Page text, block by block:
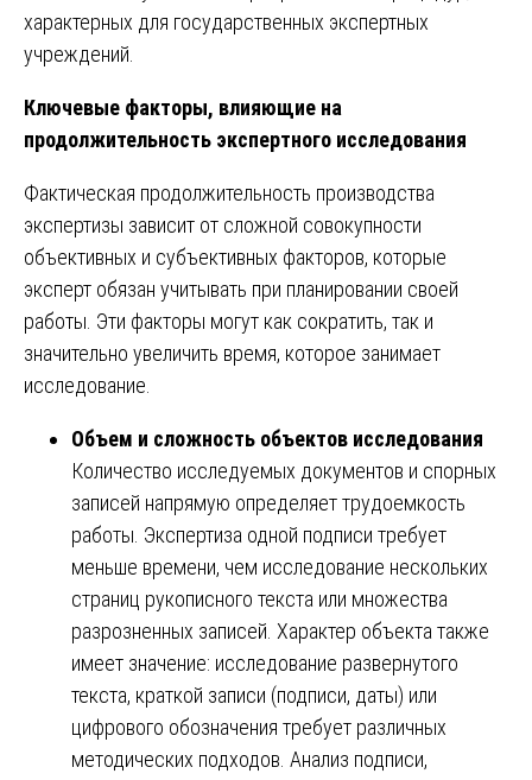
характерных для государственных экспертных
учреждений.
Ключевые факторы, влияющие на
продолжительность экспертного исследования
Фактическая продолжительность производства
экспертизы зависит от сложной совокупности
объективных и субъективных факторов, которые
эксперт обязан учитывать при планировании своей
работы. Эти факторы могут как сократить, так и
значительно увеличить время, которое занимает
исследование.
Объем и сложность объектов исследования
Количество исследуемых документов и спорных
записей напрямую определяет трудоемкость
работы. Экспертиза одной подписи требует
меньше времени, чем исследование нескольких
страниц рукописного текста или множества
разрозненных записей. Характер объекта также
имеет значение: исследование развернутого
текста, краткой записи (подписи, даты) или
цифрового обозначения требует различных
методических подходов. Анализ подписи,